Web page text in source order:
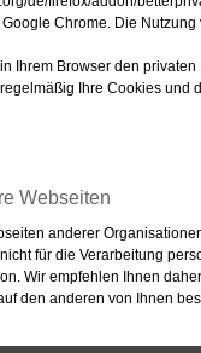
Chrome. Die Nutzung
Ihrem Browser den privaten
Ihre Cookies und
Webseiten
anderer
für die Verarbeitung
Wir empfehlen Ihnen
den anderen von Ihnen